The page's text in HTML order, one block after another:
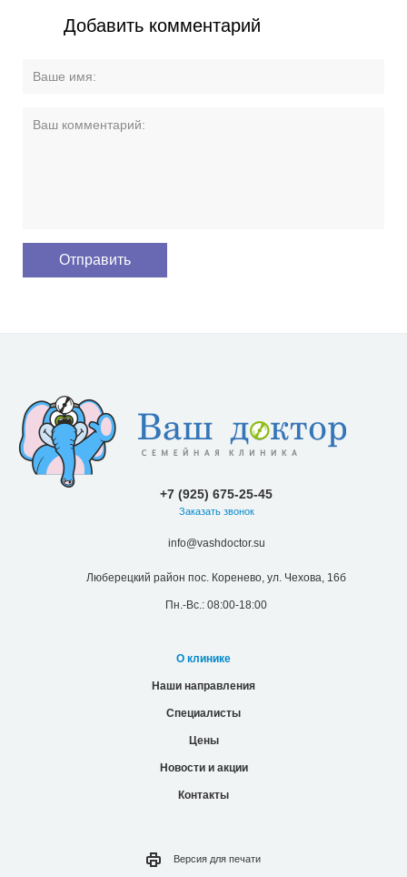
Добавить комментарий
+7 (925) 675-25-45
Заказать звонок
info@vashdoctor.su
Люберецкий район пос. Коренево, ул. Чехова, 16б
Пн.-Вс.: 08:00-18:00
О клинике
Наши направления
Специалисты
Цены
Новости и акции
Контакты
Версия для печати